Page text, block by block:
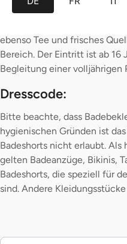
der Eintritt ins NaturSolebad
Bademantel sowie ein
ebenso Tee und frisches
Bereich. Der Eintritt ist ab 16
Begleitung einer volljährigen
Dresscode:
Bitte beachte, dass
hygienischen Gründen ist
Badeshorts nicht erlaubt.
gelten Badeanzüge, Bikinis,
Badeshorts, die speziell für
sind. Andere